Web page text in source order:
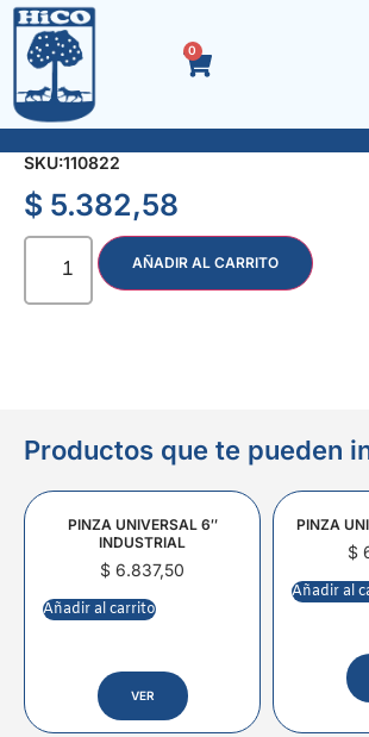
0
VOLANTE DE CONTROL P/ESTUFA
SKU:110822
$ 5.382,58
AÑADIR AL CARRITO
Productos que te pueden
PINZA UNIVERSAL 6″
INDUSTRIAL
$ 6.837,50
Añadir al carrito
VER
PINZA
$
Añadir al